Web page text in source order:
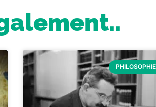
PHILOSOPHIE